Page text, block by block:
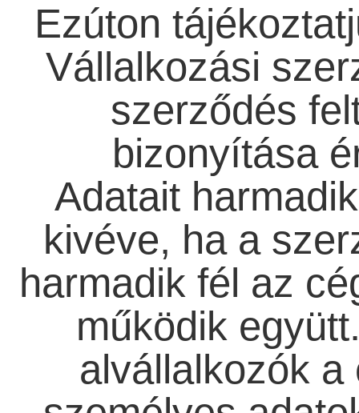
Ezúton
Vállalkozási
szerződés
bizonyítása
Adatait
kivéve, ha a
harmadik fél az
működik
alvállalkozók a